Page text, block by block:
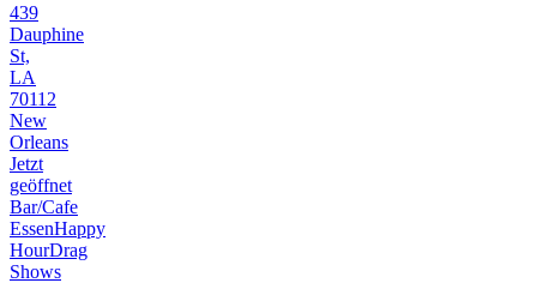
439
Dauphine
St,
LA
70112
New
Orleans
Jetzt
geöffnet
Bar/Cafe
EssenHappy
HourDrag
Shows